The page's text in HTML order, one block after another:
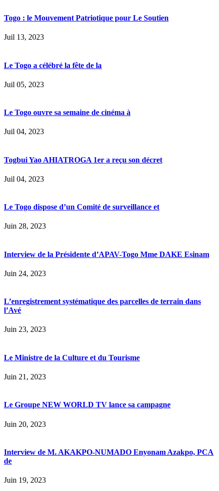
Togo : le Mouvement Patriotique pour Le Soutien
Juil 13, 2023
Le Togo a célébré la fête de la
Juil 05, 2023
Le Togo ouvre sa semaine de cinéma à
Juil 04, 2023
Togbui Yao AHIATROGA 1er a reçu son décret
Juil 04, 2023
Le Togo dispose d’un Comité de surveillance et
Juin 28, 2023
Interview de la Présidente d’APAV-Togo Mme DAKE Esinam
Juin 24, 2023
L’enregistrement systématique des parcelles de terrain dans
l’Avé
Juin 23, 2023
Le Ministre de la Culture et du Tourisme
Juin 21, 2023
Le Groupe NEW WORLD TV lance sa campagne
Juin 20, 2023
Interview de M. AKAKPO-NUMADO Enyonam Azakpo, PCA
de
Juin 19, 2023